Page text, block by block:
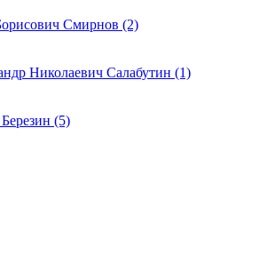
Смирнов (2)
Николаевич Салабутин (1)
(5)